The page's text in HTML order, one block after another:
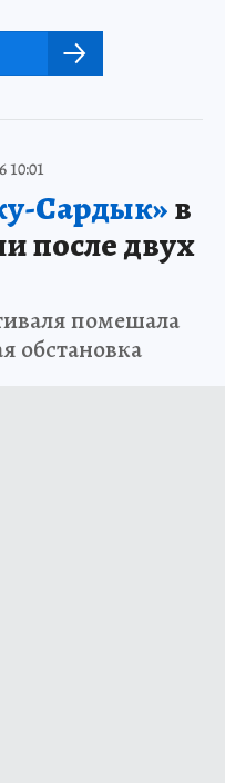
10:01
Сардык»в
после двух
помешала
обстановка